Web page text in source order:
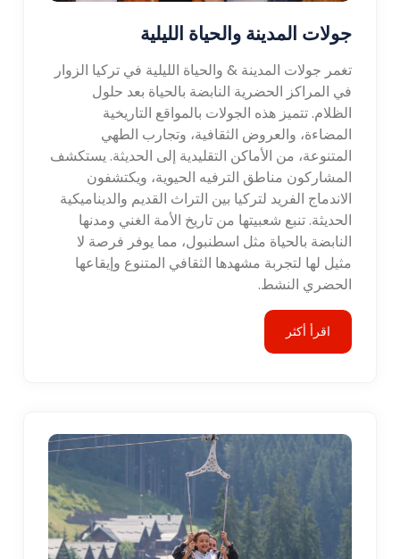
جولات المدينة والحياة الليلية
تغمر جولات المدينة & والحياة الليلية في تركيا الزوار
في المراكز الحضرية النابضة بالحياة بعد حلول
الظلام. تتميز هذه الجولات بالمواقع التاريخية
المضاءة، والعروض الثقافية، وتجارب الطهي
المتنوعة، من الأماكن التقليدية إلى الحديثة. يستكشف
المشاركون مناطق الترفيه الحيوية، ويكتشفون
الاندماج الفريد لتركيا بين التراث القديم والديناميكية
الحديثة. تنبع شعبيتها من تاريخ الأمة الغني ومدنها
النابضة بالحياة مثل اسطنبول، مما يوفر فرصة لا
مثيل لها لتجربة مشهدها الثقافي المتنوع وإيقاعها
الحضري النشط.
اقرأ أكثر